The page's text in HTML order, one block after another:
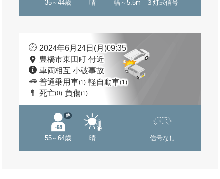
35～44歳 晴 幅～5.5m ３灯式信号
2024年6月24日(月)09:35
豊橋市東田町 付近
車両相互 小破事故
普通乗用車(1) 軽自動車(1)
死亡(0) 負傷(1)
55～64歳
他
晴 信号なし